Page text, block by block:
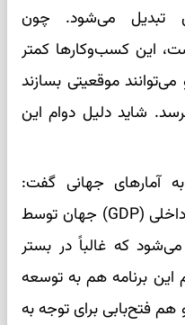
تبدیل می‌شود. چون
این کسب‌وکارها کمتر
موقعیتی بسازند
شاید دلیل دوام این
آمارهای جهانی گفت:
«امروز 70 درصد تولید ناخالص داخلی (GDP) جهان توسط
که غالباً در بستر
این برنامه هم به توسعه
فتح‌بابی برای توجه به